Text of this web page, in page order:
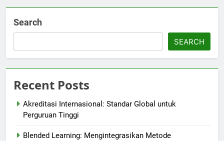
Search
SEARCH
Recent Posts
Akreditasi Internasional: Standar Global untuk
Perguruan Tinggi
Blended Learning: Mengintegrasikan Metode